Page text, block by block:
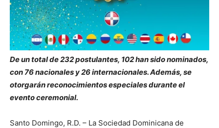
De un total de 232 postulantes, 102 han sido nominados,
con 76 nacionales y 26 internacionales. Además, se
otorgarán reconocimientos especiales durante el
evento ceremonial.
Santo Domingo, R.D. – La Sociedad Dominicana de